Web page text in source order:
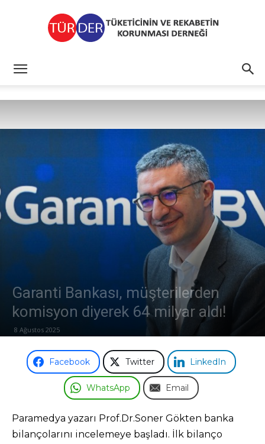
Garanti Bankası, müşterilerden
komisyon diyerek 64 milyar aldı!
8 Ağustos 2025
Facebook Twitter LinkedIn
WhatsApp Email
Paramedya yazarı Prof.Dr.Soner Gökten banka
bilançolarını incelemeye başladı. İlk bilanço